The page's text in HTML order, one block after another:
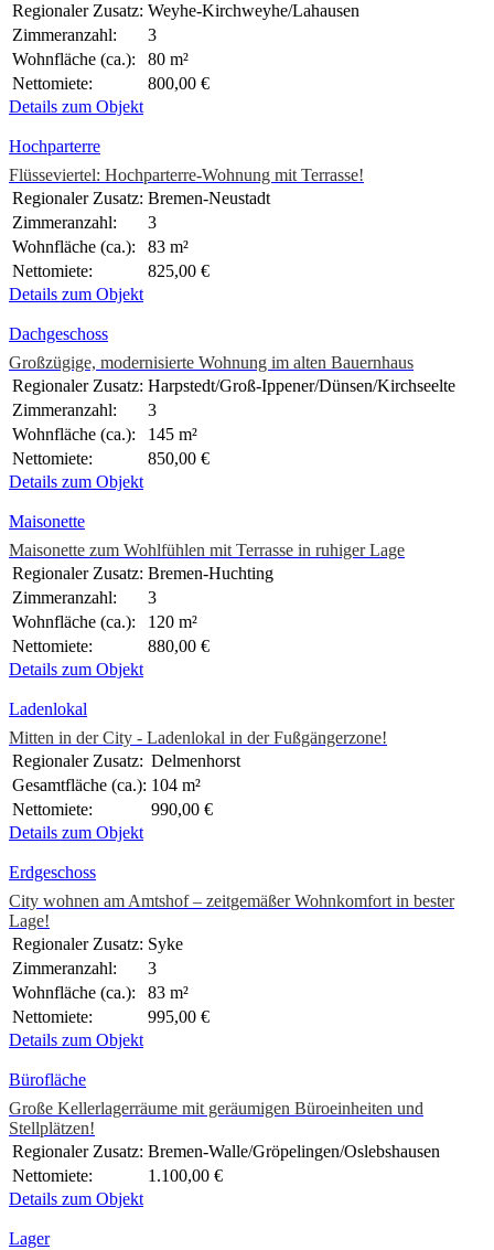
Regionaler Zusatz: Weyhe-Kirchweyhe/Lahausen
Zimmeranzahl:
3
Wohnfläche (ca.):
80 m²
Nettomiete:
800,00 €
Details zum Objekt
Hochparterre
Flüsseviertel: Hochparterre-Wohnung mit Terrasse!
Regionaler Zusatz: Bremen-Neustadt
Zimmeranzahl:
3
Wohnfläche (ca.):
83 m²
Nettomiete:
825,00 €
Details zum Objekt
Dachgeschoss
Großzügige, modernisierte Wohnung im alten Bauernhaus
Regionaler Zusatz: Harpstedt/Groß-Ippener/Dünsen/Kirchseelte
Zimmeranzahl:
3
Wohnfläche (ca.):
145 m²
Nettomiete:
850,00 €
Details zum Objekt
Maisonette
Maisonette zum Wohlfühlen mit Terrasse in ruhiger Lage
Regionaler Zusatz: Bremen-Huchting
Zimmeranzahl:
3
Wohnfläche (ca.):
120 m²
Nettomiete:
880,00 €
Details zum Objekt
Ladenlokal
Mitten in der City - Ladenlokal in der Fußgängerzone!
Regionaler Zusatz: Delmenhorst
Gesamtfläche (ca.): 104 m²
Nettomiete:
990,00 €
Details zum Objekt
Erdgeschoss
City wohnen am Amtshof – zeitgemäßer Wohnkomfort in bester
Lage!
Regionaler Zusatz: Syke
Zimmeranzahl:
3
Wohnfläche (ca.):
83 m²
Nettomiete:
995,00 €
Details zum Objekt
Bürofläche
Große Kellerlagerräume mit geräumigen Büroeinheiten und
Stellplätzen!
Regionaler Zusatz: Bremen-Walle/Gröpelingen/Oslebshausen
Nettomiete:
1.100,00 €
Details zum Objekt
Lager